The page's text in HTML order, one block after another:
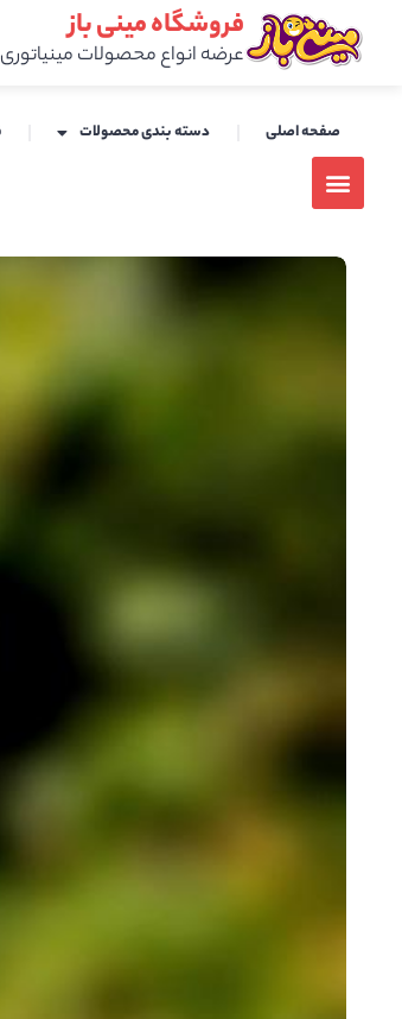
فروشگاه مینی باز
عرضه انواع محصولات مینیاتوری
صفحه اصلی دسته بندی محصولات